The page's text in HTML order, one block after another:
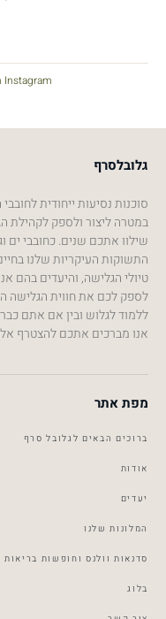
Instagram
גלובלסרף
סוכנות נסיעות ייחודית
במטרה ליצור ולספק לקהילת
שילוו אתכם שנים. כחובבי ים
התשוקות העיקריות שלנו
טיולי הגלישה, והיעדים בהם
לספק לכם את חווית הגלישה
ללמוד לגלוש ובין אם אתם
אנו מברכים אתכם להצטרף
Global Surf
מפת אתר
ברוכים הבאים לגלובל סרף
אודות
יעדים
המלונות שלנו
סדנאות וולנס וחופשות בריאות
בלוג